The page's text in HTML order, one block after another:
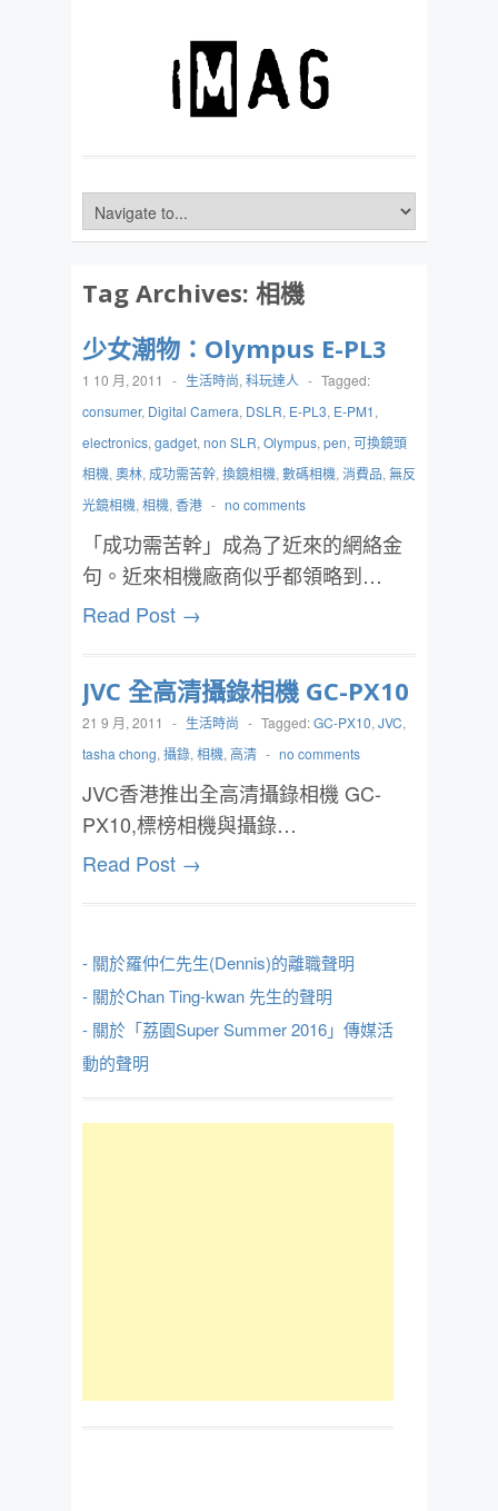
Tag Archives: 相機
少女潮物：Olympus E-PL3
1 10 月, 2011 - 生活時尚, 科玩達人 - Tagged:
consumer, Digital Camera, DSLR, E-PL3, E-PM1,
electronics, gadget, non SLR, Olympus, pen, 可換鏡頭
相機, 奧林, 成功需苦幹, 換鏡相機, 數碼相機, 消費品, 無反
光鏡相機, 相機, 香港 - no comments
「成功需苦幹」成為了近來的網絡金
句。近來相機廠商似乎都領略到…
Read Post →
JVC 全高清攝錄相機 GC-PX10
21 9 月, 2011 - 生活時尚 - Tagged:GC-PX10, JVC,
tasha chong, 攝錄, 相機, 高清 - no comments
JVC香港推出全高清攝錄相機 GC-
PX10,標榜相機與攝錄…
Read Post →
- 關於羅仲仁先生(Dennis)的離職聲明
- 關於Chan Ting-kwan 先生的聲明
- 關於「荔園Super Summer 2016」傳媒活
動的聲明